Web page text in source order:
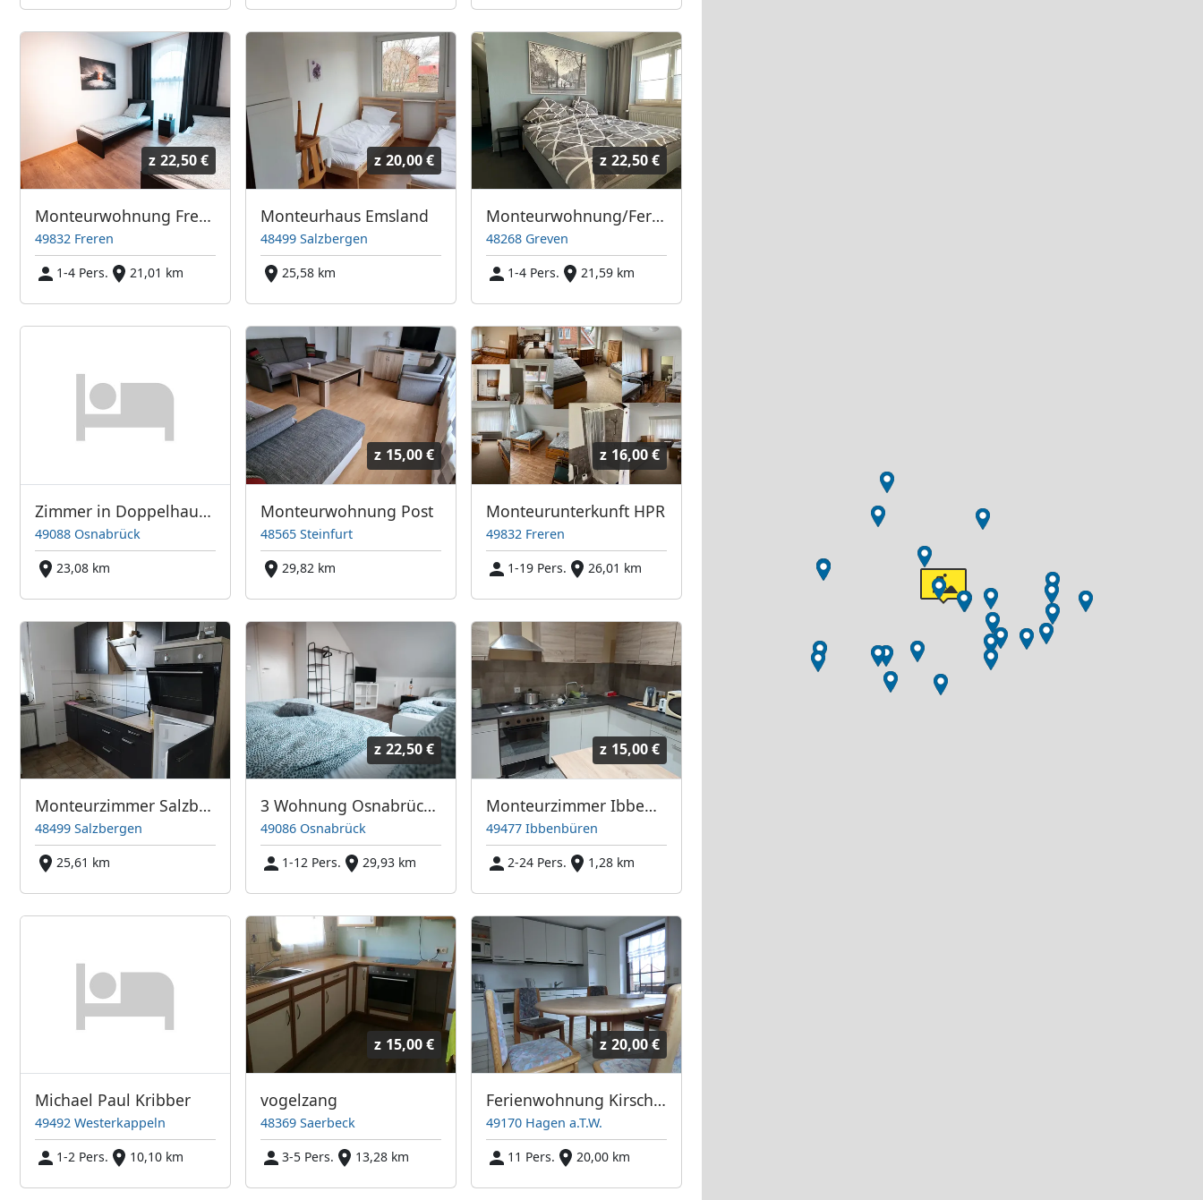
z 22,50 €
Monteurwohnung Freren - Lingen
49832 Freren
1-4 Pers.
21,01 km
z 20,00 €
Monteurhaus Emsland
48499 Salzbergen
25,58 km
z 22,50 €
Monteurwohnung/Ferienwohnung 4Personen Nähe Münster
48268 Greven
1-4 Pers.
21,59 km
Zimmer in Doppelhaushälfte
49088 Osnabrück
23,08 km
z 15,00 €
Monteurwohnung Post
48565 Steinfurt
29,82 km
z 16,00 €
Monteurunterkunft HPR
49832 Freren
1-19 Pers.
26,01 km
Monteurzimmer Salzbergen
48499 Salzbergen
25,61 km
z 22,50 €
3 Wohnung Osnabrück Lüstringen
49086 Osnabrück
1-12 Pers.
29,93 km
z 15,00 €
Monteurzimmer Ibbenbüren
49477 Ibbenbüren
2-24 Pers.
1,28 km
Michael Paul Kribber
49492 Westerkappeln
1-2 Pers.
10,10 km
z 15,00 €
vogelzang
48369 Saerbeck
3-5 Pers.
13,28 km
z 20,00 €
Ferienwohnung Kirschenhagen
49170 Hagen a.T.W.
11 Pers.
20,00 km